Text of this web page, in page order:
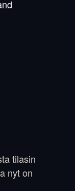
tilasin
nyt on